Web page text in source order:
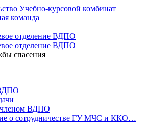
Учебно-курсовой комбинат
команда
спасения
членом ВДПО
о сотрудничестве ГУ МЧС и ККО…